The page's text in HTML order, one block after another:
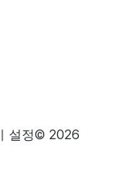
설정© 2026